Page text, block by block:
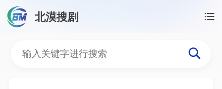
北漠搜剧
这个乞丐神医太无敌了（